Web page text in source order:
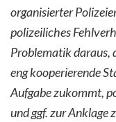
organisierter
polizeiliches
Problematik daraus,
eng kooperierende
Aufgabe zukommt,
und ggf. zur Anklage